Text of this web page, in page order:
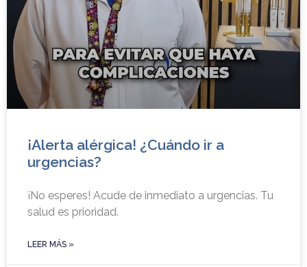
¡Alerta alérgica! ¿Cuándo ir a
urgencias?
¡No esperes! Acude de inmediato a urgencias. Tu
salud es prioridad.
LEER MÁS »